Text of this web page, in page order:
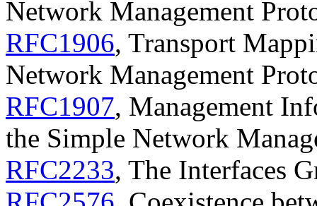
Network Management
RFC1906, Transport
Network Management
RFC1907, Management
the Simple Network
RFC2233, The Interfaces